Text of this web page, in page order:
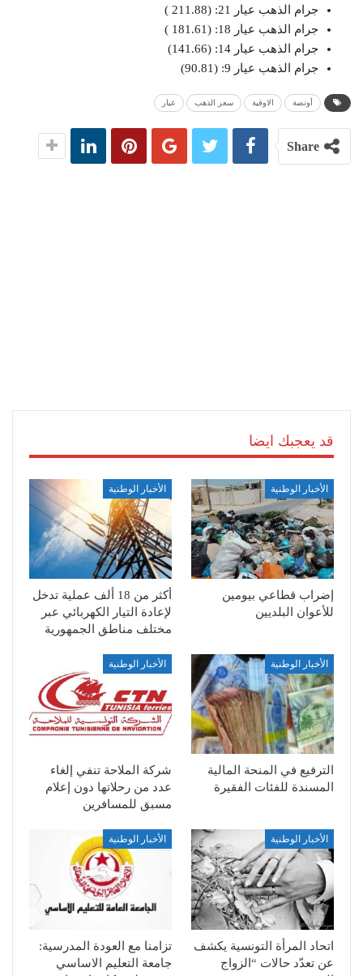
جرام الذهب عيار 21: (211.88 )
جرام الذهب عيار 18: (181.61 )
جرام الذهب عيار 14: (141.66)
جرام الذهب عيار 9: (90.81)
أونصة الاوقية سعر الذهب عيار
Share
قد يعجبك ايضا
الأخبار الوطنية
إضراب قطاعي بيومين
للأعوان البلديين
الأخبار الوطنية
أكثر من 18 ألف عملية تدخل
لإعادة التيار الكهربائي عبر
مختلف مناطق الجمهورية
الأخبار الوطنية
الترفيع في المنحة المالية
المسندة للفئات الفقيرة
الأخبار الوطنية
شركة الملاحة تنفي إلغاء
عدد من رحلاتها دون إعلام
مسبق للمسافرين
الأخبار الوطنية
اتحاد المرأة التونسية يكشف
عن تعدّد حالات “الزواج
الأخبار الوطنية
تزامنا مع العودة المدرسية:
جامعة التعليم الاساسي